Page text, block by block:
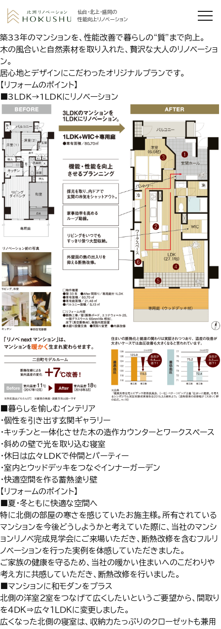
仙台・北上・盛岡の
性能向上リノベーション
築33年のマンションを、性能改善で暮らしの“質”まで向上。
木の風合いと自然素材を取り入れた、贅沢な大人のリノベーショ
ン。
居心地とデザインにこだわったオリジナルプランです。
【リフォームのポイント】
■3LDK→1LDKにリノベーション
■暮らしを愉しむインテリア
・個性を引き出す玄関ギャラリー
・キッチンと一体化させた木の造作カウンターとワークスペース
・斜めの壁で光を取り込む寝室
・休日は広々LDKで仲間とパーティー
・室内とウッドデッキをつなぐインナーガーデン
・快適空間を作る蓄熱塗り壁
【リフォームのポイント】
夏・冬ともに快適な空間へ
特に北側の部屋の寒さを感じていたお施主様。所有されている
マンションを今後どうしようかと考えていた際に、当社のマンシ
ョンリノベ完成見学会にご来場いただき、断熱改修を含むフルリ
ノベーションを行った実例を体感していただきました。
ご家族の健康を守るため、当社の暖かい住まいへのこだわりや
考え方に共感していただき、断熱改修を行いました。
■マンションに和モダンをプラス
北側の洋室２室をつなげて広くしたいというご要望から、間取り
を４ＤＫ⇒広々１ＬＤＫに変更しました。
広くなった北側の寝室は、収納力たっぷりのクローゼットも兼用